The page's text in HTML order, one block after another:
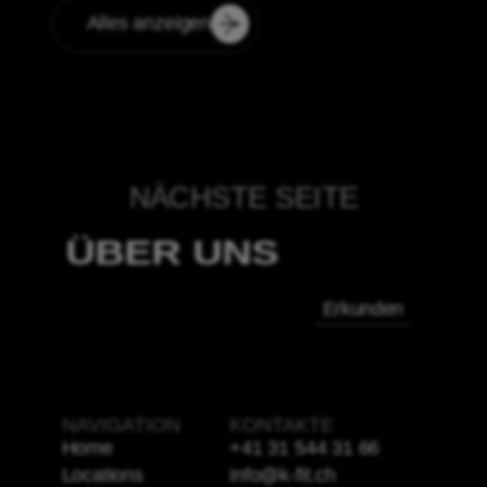
krankenkassenanerkannt. Das Mitglied kann
die Anmeldebestätigung bei der
Alles anzeigen
NÄCHSTE SEITE
ÜBER UNS
Erkunden
NAVIGATION
Home
Locations
KONTAKTE
+41 31 544 31 66
info@k-fit.ch